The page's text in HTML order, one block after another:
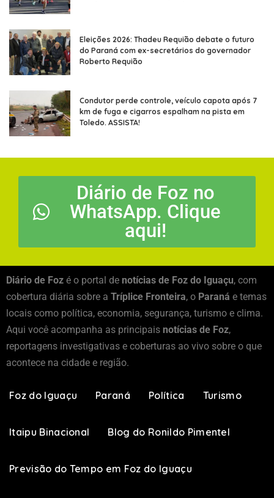
Eleições 2026: Thadeu Requião debate o futuro
do Paraná com ex-secretários do governador
Roberto Requião
Condutor perde controle, veículo capota após 7
km de fuga e cigarros espalham na pista em
Toledo. ASSISTA!
Diário de Foz no
WhatsApp. Clique
aqui!
Diário de Foz é o portal de notícias de Foz do Iguaçu, com
cobertura diária sobre a Tríplice Fronteira, o Paraná e temas
locais como política, economia, segurança, turismo e clima.
Aqui você acompanha as principais notícias de Foz,
reportagens investigativas e coberturas ao vivo sobre o que
acontece na cidade e região.
Foz do Iguaçu Paraná Política Turismo
Itaipu Binacional Blog do Ronildo Pimentel
Previsão do Tempo em Foz do Iguaçu